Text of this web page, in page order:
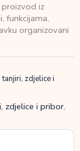
proizvod iz
funkcijama,
organizovani
zdjelice i
zdjelice i pribor,